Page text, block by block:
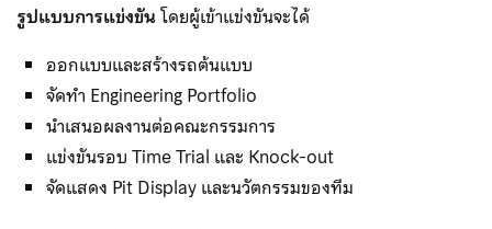
รูปแบบการแข่งขันโดยผู้เข้าแข่งขันจะได้
ออกแบบและสร้างรถต้นแบบ
จัดทำ Engineering Portfolio
นำเสนอผลงานต่อคณะกรรมการ
แข่งขันรอบ Time Trial และ Knock-out
จัดแสดง Pit Display และนวัตกรรมของทีม